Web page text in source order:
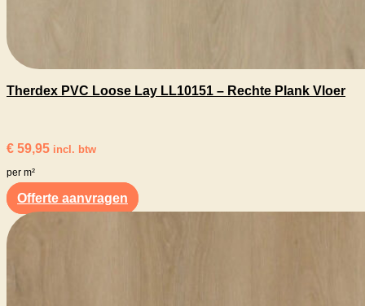
Therdex PVC Loose Lay LL10151 – Rechte Plank Vloer
€ 59,95 incl. btw
per m²
Offerte aanvragen